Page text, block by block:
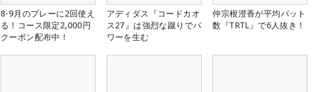
8-9月のプレーに2回使え
る！コース限定2,000円
クーポン配布中！
アディダス『コードカオ
ス27』は強烈な蹴りでパ
ワーを生む
仲宗根澄香が平均パット
数『TRTL』で6人抜き！